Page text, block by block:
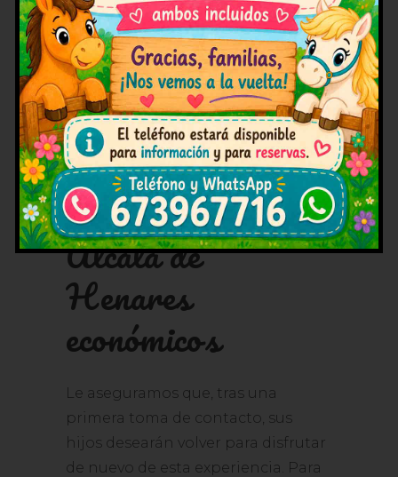
Paseos en pony
para niños en
Alcalá de
Henares
económicos
Le aseguramos que, tras una
primera toma de contacto, sus
hijos desearán volver para disfrutar
de nuevo de esta experiencia. Para